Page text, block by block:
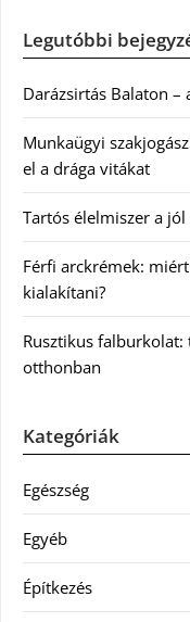
Legutóbbi
Darázsirtás Balaton
Munkaügyi
el a drága vitákat
Tartós élelmiszer a
Férfi arckrémek:
kialakítani?
Rusztikus falburkolat:
otthonban
Kategóriák
Egészség
Egyéb
Építkezés